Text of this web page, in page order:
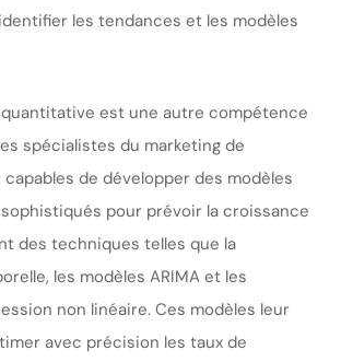
les tendances et les modèles
est une autre compétence
spécialistes du marketing de
de développer des modèles
pour prévoir la croissance
des techniques telles que la
les modèles ARIMA et les
non linéaire. Ces modèles leur
avec précision les taux de